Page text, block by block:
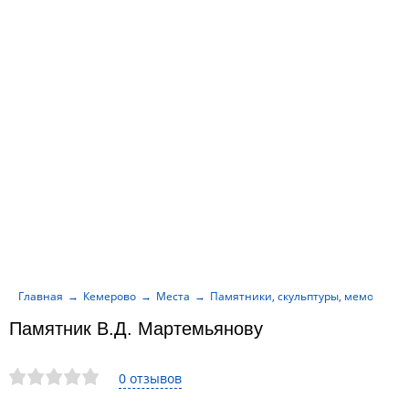
0 отзывов
Памятник В.Д. Мартемьянову
Главная Кемерово Места Памятники, скульптуры, мемориалы